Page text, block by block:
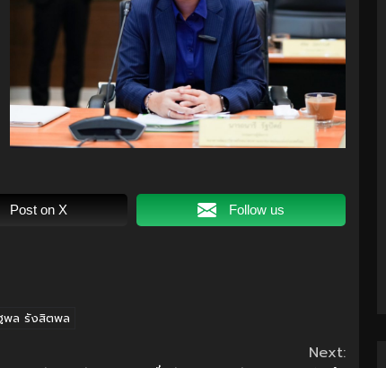
Post on X Follow us
ล รังสิตพล
Next: